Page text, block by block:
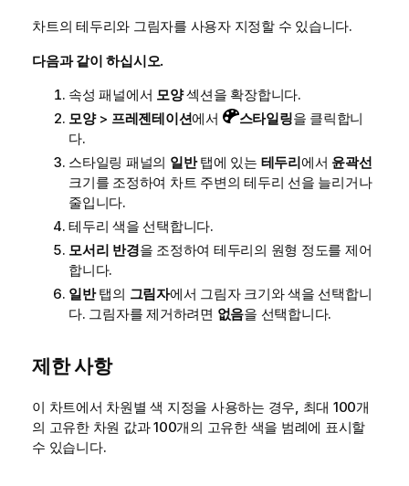
차트의 테두리와 그림자를 사용자 지정할 수 있습니다.
다음과 같이 하십시오.
속성 패널에서 모양섹션을 확장합니다.
모양> 프레젠테이션에서 스타일링을 클릭합니
다.
스타일링 패널의 일반탭에 있는 테두리에서 윤곽선
크기를 조정하여 차트 주변의 테두리 선을 늘리거나
줄입니다.
테두리 색을 선택합니다.
모서리 반경을 조정하여 테두리의 원형 정도를 제어
합니다.
일반탭의 그림자에서 그림자 크기와 색을 선택합니
다. 그림자를 제거하려면 없음을 선택합니다.
제한 사항
이 차트에서 차원별 색 지정을 사용하는 경우, 최대 100개
의 고유한 차원 값과 100개의 고유한 색을 범례에 표시할
수 있습니다.